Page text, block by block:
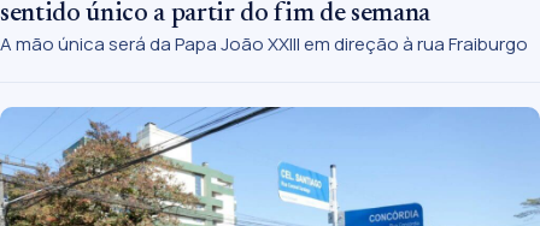
sentido único a partir do fim de semana
A mão única será da Papa João XXIII em direção à rua Fraiburgo